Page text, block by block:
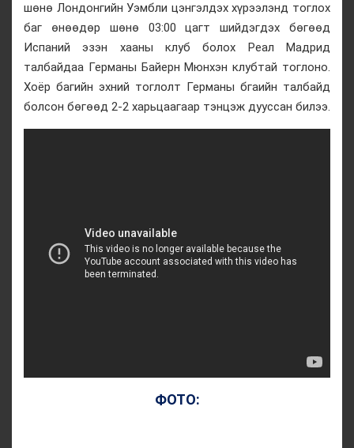
шөнө Лондонгийн Уэмбли цэнгэлдэх хүрээлэнд тоглох
баг өнөөдөр шөнө 03:00 цагт шийдэгдэх бөгөөд
Испаний эзэн хааны клуб болох Реал Мадрид
талбайдаа Германы Байерн Мюнхэн клубтай тоглоно.
Хоёр багийн эхний тоглолт Германы бгаийн талбайд
болсон бөгөөд 2-2 харьцаагаар тэнцэж дууссан билээ.
ФОТО: